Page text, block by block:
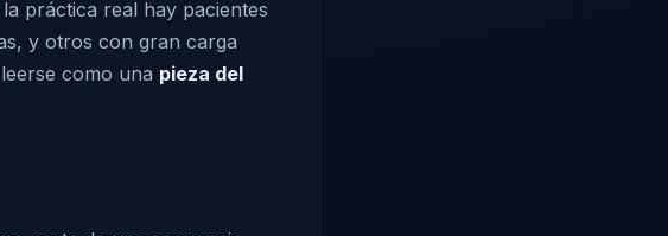
práctica real hay pacientes
y otros con gran carga
como una pieza del